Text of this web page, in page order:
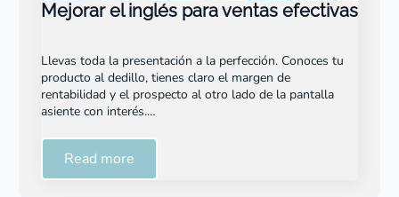
Mejorar el inglés para ventas efectivas
Llevas toda la presentación a la perfección. Conoces tu
producto al dedillo, tienes claro el margen de
rentabilidad y el prospecto al otro lado de la pantalla
asiente con interés.…
Read more